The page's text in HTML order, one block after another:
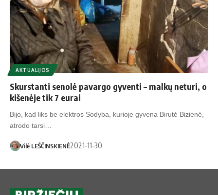
AKTUALIJOS
Skurstanti senolė pavargo gyventi – malkų neturi, o
kišenėje tik 7 eurai
Bijo, kad liks be elektros Sodyba, kurioje gyvena Birutė Bizienė,
atrodo tarsi…
Vilė LEŠČINSKIENĖ2021-11-30